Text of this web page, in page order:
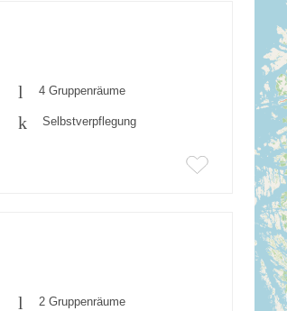
4 Gruppenräume
Selbstverpflegung
2 Gruppenräume